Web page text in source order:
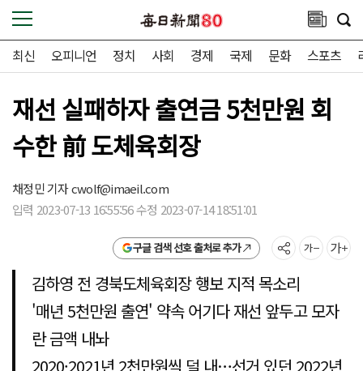
최신 오피니언 정치 사회 경제 국제 문화 스포츠
재선 실패하자 출연금 5천만원 회
수한 前 도체육회장
채정민 기자cwolf@imaeil.com
입력 2023-07-13 16:55:56 수정 2023-07-14 18:51:01
구글 검색 선호 출처로 추가
김하영 전 경북도체육회장 행보 지적 목소리
'매년 5천만원 출연' 약속 어기다 재선 앞두고 모자
란 금액 내놔
2020·2021년 2천만원씩 덜 내…선거 있던 2022년